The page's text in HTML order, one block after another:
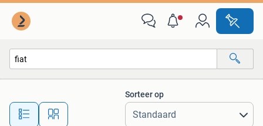
Alle afstanden…
Sorteer op